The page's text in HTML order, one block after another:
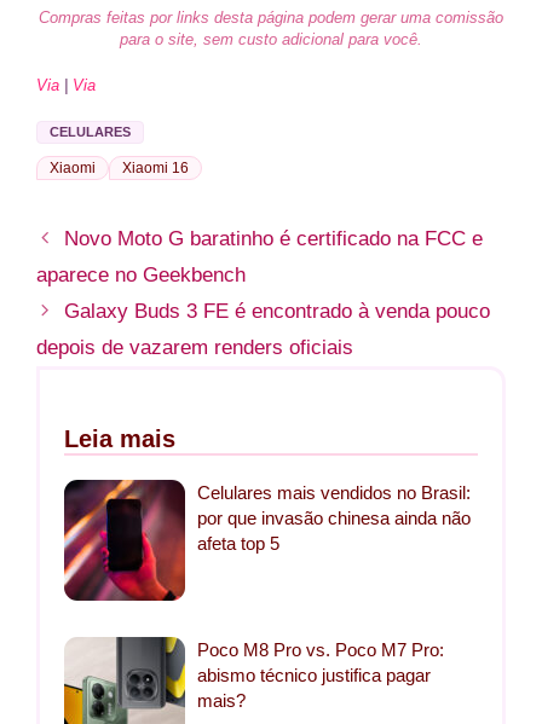
Compras feitas por links desta página podem gerar uma comissão
para o site, sem custo adicional para você.
Via Via
CELULARES
Xiaomi Xiaomi 16
Novo Moto G baratinho é certificado na FCC e
aparece no Geekbench
Galaxy Buds 3 FE é encontrado à venda pouco
depois de vazarem renders oficiais
Leia mais
Celulares mais vendidos no Brasil:
por que invasão chinesa ainda não
afeta top 5
Poco M8 Pro vs. Poco M7 Pro:
abismo técnico justifica pagar
mais?